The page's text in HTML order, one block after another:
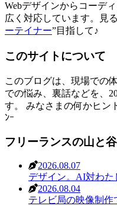
Webデザインからコーデ
広く対応しています。見
ーテイナー”目指して♪
このサイトについて
このブログは、現場での
での悩み、裏話などを、
す。 みなさまの何かヒン
ﾝｰ
フリーランスの山と谷
2026.08.07
デザイン。AI対わた
2026.08.04
テレビ局の映像制作